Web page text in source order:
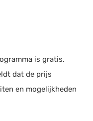
is gratis.
dat de prijs
en mogelijkheden